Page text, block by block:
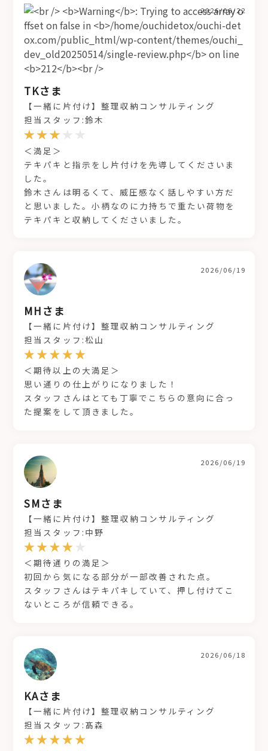
TKさま
2026/06/22
【一緒に片付け】整理収納コンサルティング
担当スタッフ:鈴木
＜満足＞
テキパキと指示をし片付けを先導してくださいま
した。
鈴木さんは明るくて、威圧感なく話しやすい方だ
と思いました。小柄なのに力持ちで重たい荷物を
テキパキと収納してくださいました。
MHさま
2026/06/19
【一緒に片付け】整理収納コンサルティング
担当スタッフ:松山
＜期待以上の大満足＞
思い通りの仕上がりになりました！
スタッフさんはとても丁寧でこちらの意向に合っ
た提案をして頂きました。
SMさま
2026/06/19
【一緒に片付け】整理収納コンサルティング
担当スタッフ:中野
＜期待通りの満足＞
初回から気になる部分が一部改善された点。
スタッフさんはテキパキしていて、押し付けてこ
ないところが信頼できる。
KAさま
2026/06/18
【一緒に片付け】整理収納コンサルティング
担当スタッフ:髙森